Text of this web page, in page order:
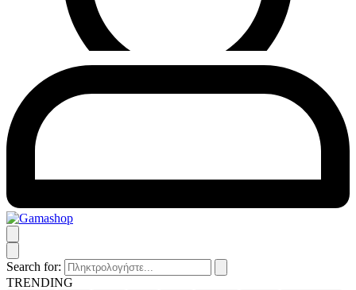
Search for:
TRENDING